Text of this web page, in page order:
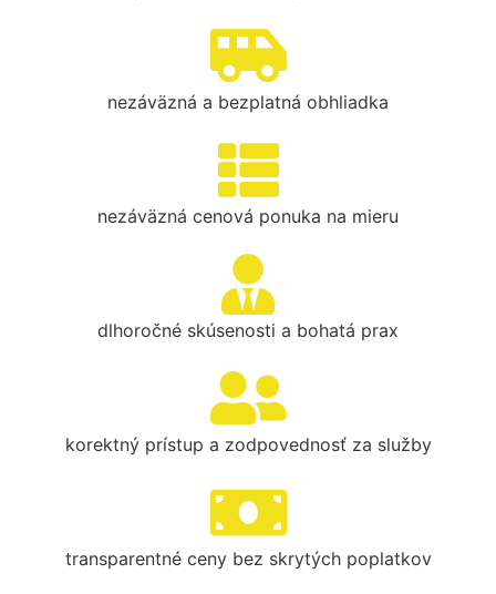
nezáväzná a bezplatná obhliadka
nezáväzná cenová ponuka na mieru
dlhoročné skúsenosti a bohatá prax
korektný prístup a zodpovednosť za služby
transparentné ceny bez skrytých poplatkov